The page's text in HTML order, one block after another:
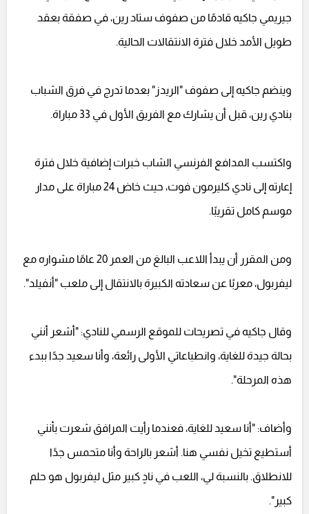
جيريمي جاكيه قادمًا من صفوف ستاد رين، في صفقة بعقد
طويل الأمد خلال فترة الانتقالات الحالية.
وينضم جاكيه إلى صفوف "الريدز" بعدما تدرج في فرق الشباب
بنادي رين، قبل أن يشارك مع الفريق الأول في 33 مباراة.
واكتسب المدافع الفرنسي الشاب خبرات إضافية خلال فترة
إعارته إلى نادي كليرمون فوت، حيث خاض 24 مباراة على مدار
موسم كامل تقريبًا.
ومن المقرر أن يبدأ اللاعب البالغ من العمر 20 عامًا مشواره مع
ليفربول، معربًا عن سعادته الكبيرة بالانتقال إلى ملعب "أنفيلد".
وقال جاكيه في تصريحات للموقع الرسمي للنادي: "أشعر أنني
بحالة جيدة للغاية، وانطباعاتي الأولى رائعة، وأنا سعيد جدًا ببدء
هذه المرحلة".
وأضاف: "أنا سعيد للغاية، فعندما رأيت المرافق شعرت بأنني
أستطيع تخيل نفسي هنا. أشعر بالراحة وأنا متحمس جدًا
للانطلاق. بالنسبة لي، اللعب في نادٍ كبير مثل ليفربول هو حلم
كبير".